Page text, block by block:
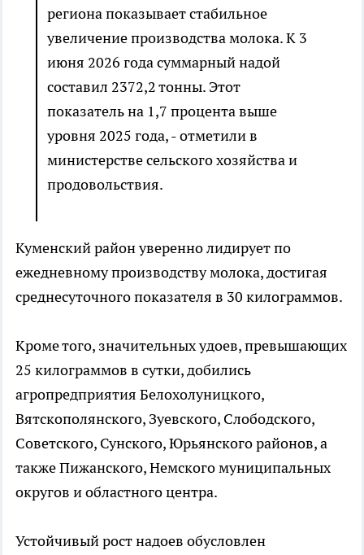
региона показывает стабильное
увеличение производства молока. К 3
июня 2026 года суммарный надой
составил 2372,2 тонны. Этот
показатель на 1,7 процента выше
уровня 2025 года, - отметили в
министерстве сельского хозяйства и
продовольствия.
Куменский район уверенно лидирует по
ежедневному производству молока, достигая
среднесуточного показателя в 30 килограммов.
Кроме того, значительных удоев, превышающих
25 килограммов в сутки, добились
агропредприятия Белохолуницкого,
Вятскополянского, Зуевского, Слободского,
Советского, Сунского, Юрьянского районов, а
также Пижанского, Немского муниципальных
округов и областного центра.
Устойчивый рост надоев обусловлен